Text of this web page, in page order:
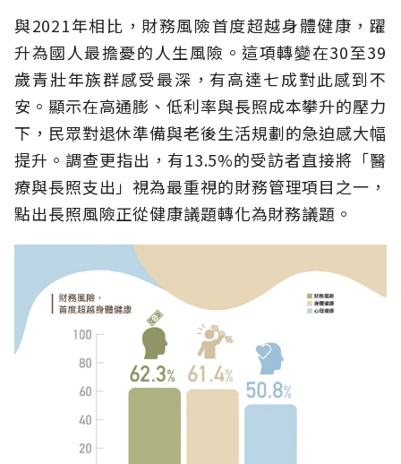
與2021年相比，財務風險首度超越身體健康，躍
升為國人最擔憂的人生風險。這項轉變在30至39
歲青壯年族群感受最深，有高達七成對此感到不
安。顯示在高通膨、低利率與長照成本攀升的壓力
下，民眾對退休準備與老後生活規劃的急迫感大幅
提升。調查更指出，有13.5%的受訪者直接將「醫
療與長照支出」視為最重視的財務管理項目之一，
點出長照風險正從健康議題轉化為財務議題。